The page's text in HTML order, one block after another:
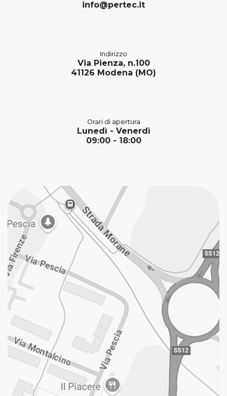
info@pertec.it
Indirizzo
Via Pienza, n.100
41126 Modena (MO)
Orari di apertura
Lunedì - Venerdì
09:00 - 18:00